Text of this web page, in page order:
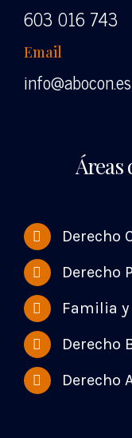
603 016 743
Email
info@abocon.es
Áreas
Derecho
Derecho
Familia
Derecho
Derecho